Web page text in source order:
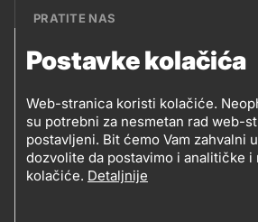
Postavke kolačića
Web-stranica koristi kolačiće.
su potrebni za nesmetan rad web-
postavljeni. Bit ćemo Vam zahvalni
dozvolite da postavimo i analitičke i
kolačiće. Detaljnije
PRATITE NAS
PRATITE
NAS
Petrol BH Oil Company, d.o.o.
Džemala Bijedića 202, 71210
Social